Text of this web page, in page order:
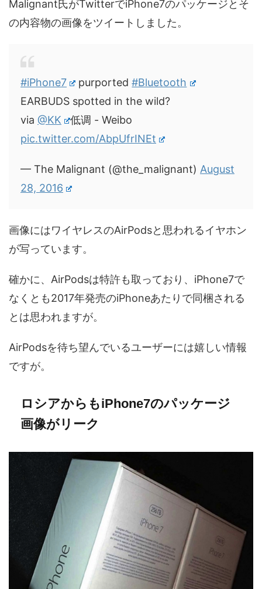
Malignant氏がTwitterでiPhone7のパッケージとそ
の内容物の画像をツイートしました。
#iPhone7 purported#Bluetooth
EARBUDS spotted in the wild?
via @KK
低调 - Weibo
pic.twitter.com/AbpUfrINEt
— The Malignant (@the_malignant) August
28, 2016
画像にはワイヤレスのAirPodsと思われるイヤホン
が写っています。
確かに、AirPodsは特許も取っており、iPhone7で
なくとも2017年発売のiPhoneあたりで同梱される
とは思われますが。
AirPodsを待ち望んでいるユーザーには嬉しい情報
ですが。
ロシアからもiPhone7のパッケージ
画像がリーク